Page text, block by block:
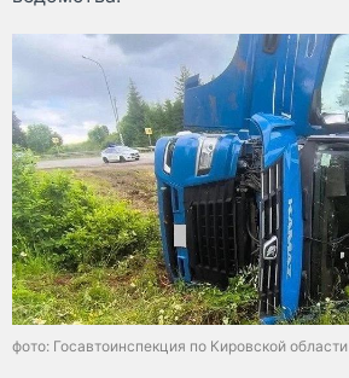
фото: Госавтоинспекция по Кировской области